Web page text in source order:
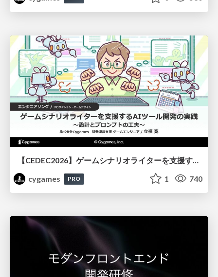
cygames
PRO 1 740